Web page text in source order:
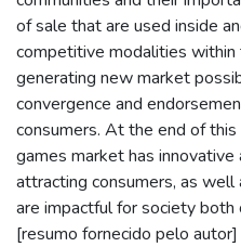
of sale that are used inside
competitive modalities within
generating new market
convergence and
consumers. At the end of
games market has
attracting consumers, as
are impactful for society both
[resumo fornecido pelo autor]